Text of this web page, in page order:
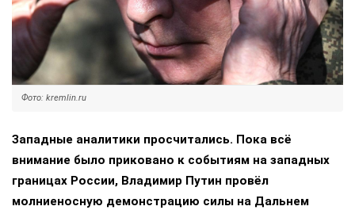
Фото: kremlin.ru
Западные аналитики просчитались. Пока всё
внимание было приковано к событиям на западных
границах России, Владимир Путин провёл
молниеносную демонстрацию силы на Дальнем